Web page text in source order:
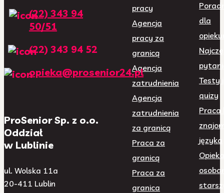
(22) 343 94
50/51
(22) 343 94 52
opieka@prosenior24.pl
ProSenior Sp. z o.o.
Oddział
w Lublinie
ul. Wolska 11a
20-411 Lublin
pracy
Agencja
pracy za
granicą
Agencja
zatrudnienia
Agencja
zatrudnienia
za granicą
Praca za
granicą
Praca za
granica
dla
Testy i
quizy
Praca
języka